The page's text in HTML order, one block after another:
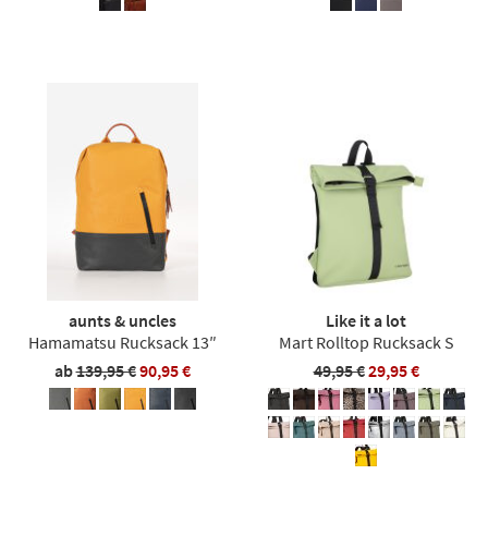
aunts & uncles
Hamamatsu Rucksack 13″
ab139,95 €90,95 €
Like it a lot
Mart Rolltop Rucksack S
49,95 €29,95 €